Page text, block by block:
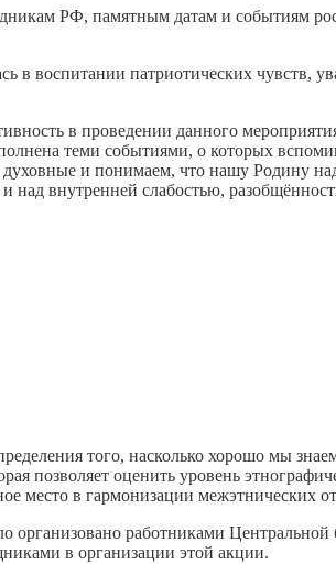
РФ, памятным датам и событиям
в воспитании патриотических чувств,
в проведении данного
теми событиями, о которых
и понимаем, что нашу Родину
внутренней слабостью,
того, насколько хорошо мы
позволяет оценить уровень
место в гармонизации межэтнических
работниками Центральной
в организации этой акции.